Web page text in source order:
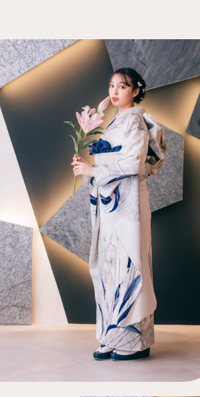
キャンペーン
ご試着・見学予約
お問い合わせ